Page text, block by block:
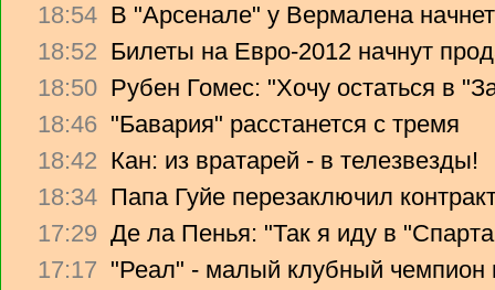
18:54 В "Арсенале" у Вермалена
18:52 Билеты на Евро-2012 начнут
18:50 Рубен Гомес: "Хочу остаться в
18:46 "Бавария" расстанется с тремя
18:42 Кан: из вратарей - в телезвезды!
18:34 Папа Гуйе перезаключил
17:29 Де ла Пенья: "Так я иду в
17:17 "Реал" - малый клубный чемпион